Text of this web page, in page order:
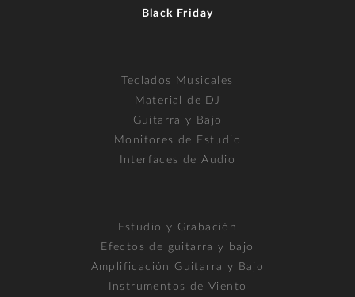
Black Friday
Teclados Musicales
Material de DJ
Guitarra y Bajo
Monitores de Estudio
Interfaces de Audio
Estudio y Grabación
Efectos de guitarra y bajo
Amplificación Guitarra y Bajo
Instrumentos de Viento